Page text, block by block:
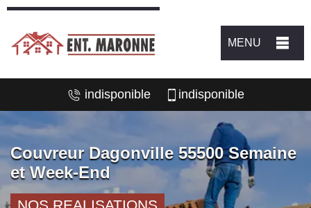
MENU
indisponible indisponible
Couvreur Dagonville 55500 Semaine
et Week-End